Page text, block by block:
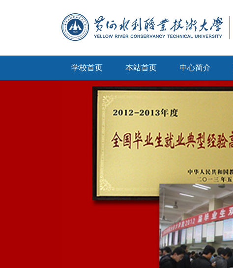
学校首页 本站首页 中心简介